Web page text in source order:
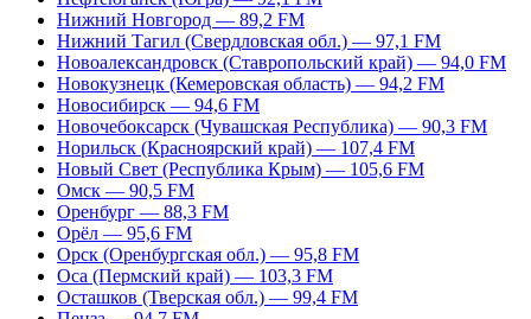
Нижний Новгород — 89,2 FM
Нижний Тагил (Свердловская обл.) — 97,1 FM
Новоалександровск (Ставропольский край) — 94,0 FM
Новокузнецк (Кемеровская область) — 94,2 FM
Новосибирск — 94,6 FM
Новочебоксарск (Чувашская Республика) — 90,3 FM
Норильск (Красноярский край) — 107,4 FM
Новый Свет (Республика Крым) — 105,6 FM
Омск — 90,5 FM
Оренбург — 88,3 FM
Орёл — 95,6 FM
Орск (Оренбургская обл.) — 95,8 FM
Оса (Пермский край) — 103,3 FM
Осташков (Тверская обл.) — 99,4 FM